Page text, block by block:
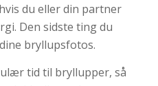
du eller din partner
Den sidste ting du
bryllupsfotos.
tid til bryllupper, så